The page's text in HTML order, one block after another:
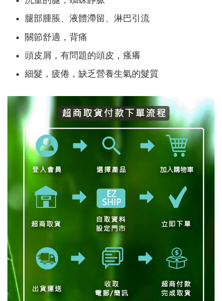
腿部腫脹、液體滯留、淋巴引流
關節舒適，背痛
頭皮屑，有問題的頭皮，瘙癢
細髮，疲倦，缺乏營養生氣的髮質